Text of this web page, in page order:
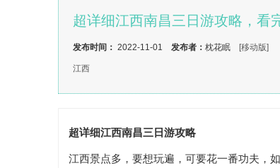
超详细江西南昌三日游攻略，看
发布时间： 2022-11-01 发布者： 枕花眠 [移动版]
江西
超详细江西南昌三日游攻略
江西景点多，要想玩遍，可要花一番功夫，